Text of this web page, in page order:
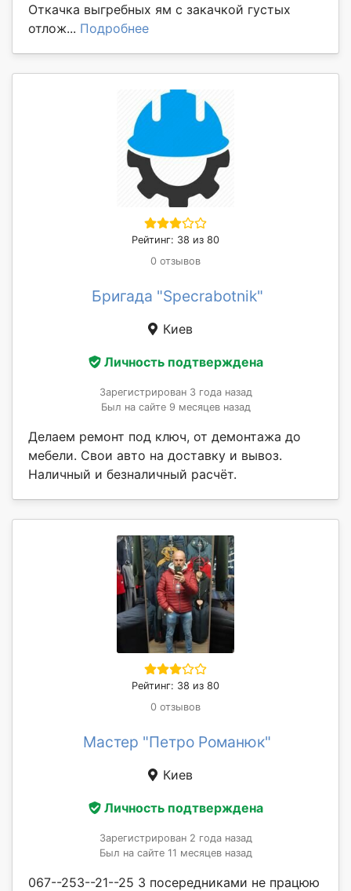
Откачка выгребных ям с закачкой густых
отлож... Подробнее
Рейтинг: 38 из 80
0 отзывов
Бригада "Specrabotnik"
Киев
Личность подтверждена
Зарегистрирован 3 года назад
Был на сайте 9 месяцев назад
Делаем ремонт под ключ, от демонтажа до
мебели. Свои авто на доставку и вывоз.
Наличный и безналичный расчёт.
Рейтинг: 38 из 80
0 отзывов
Мастер "Петро Романюк"
Киев
Личность подтверждена
Зарегистрирован 2 года назад
Был на сайте 11 месяцев назад
067--253--21--25 З посередниками не працюю